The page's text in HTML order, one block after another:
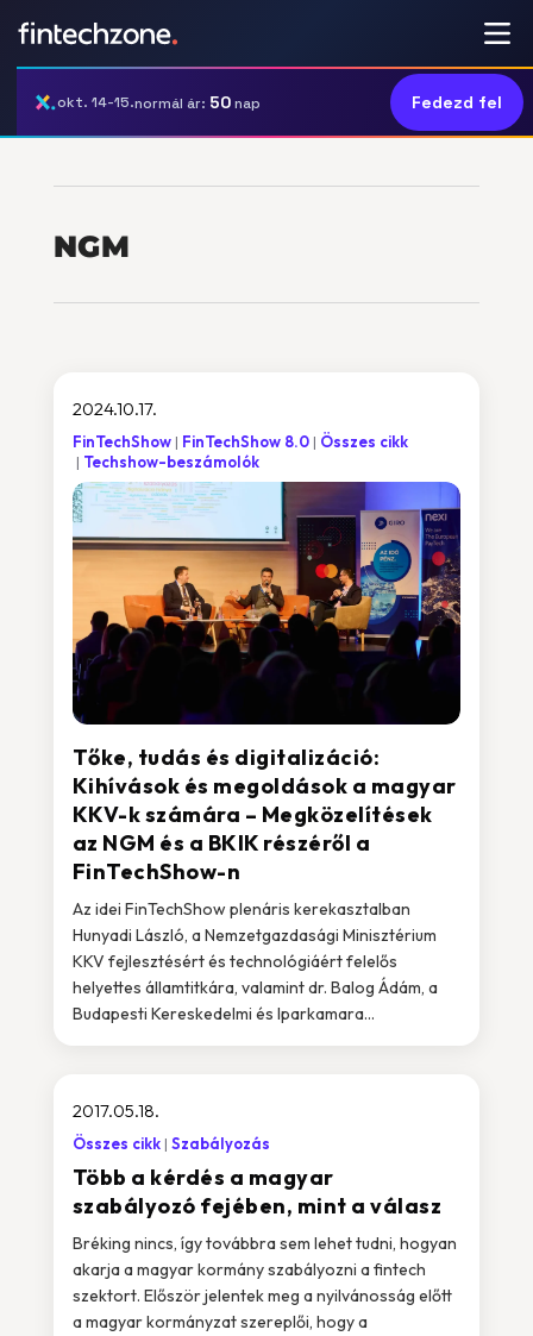
okt. 14-15.normál ár: 50nap Fedezd fel
NGM
Tőke, tudás és digitalizáció:
Kihívások és megoldások a magyar
KKV-k számára – Megközelítések
az NGM és a BKIK részéről a
FinTechShow-n
2024.10.17.
FinTechShow FinTechShow 8.0
Összes cikk
Techshow-beszámolók
Az idei FinTechShow plenáris kerekasztalban
Hunyadi László, a Nemzetgazdasági Minisztérium
KKV fejlesztésért és technológiáért felelős
helyettes államtitkára, valamint dr. Balog Ádám, a
Budapesti Kereskedelmi és Iparkamara...
Több a kérdés a magyar
szabályozó fejében, mint a válasz
2017.05.18.
Összes cikk Szabályozás
Bréking nincs, így továbbra sem lehet tudni, hogyan
akarja a magyar kormány szabályozni a fintech
szektort. Először jelentek meg a nyilvánosság előtt
a magyar kormányzat szereplői, hogy a